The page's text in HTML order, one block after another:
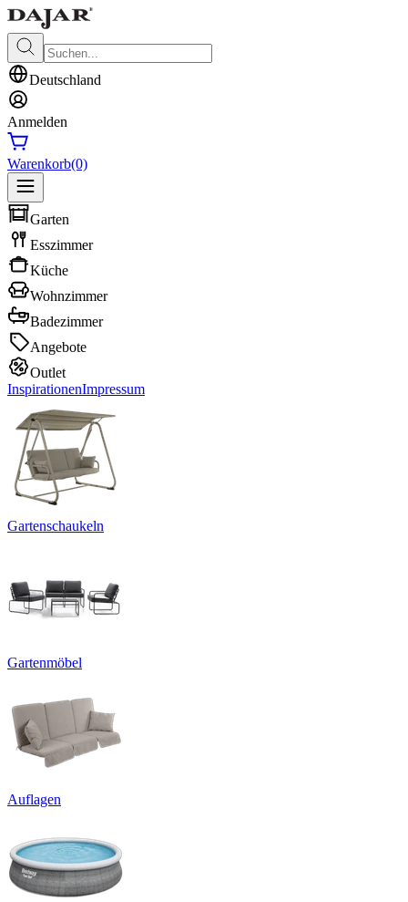
Deutschland
Anmelden
Warenkorb(0)
Garten
Esszimmer
Küche
Wohnzimmer
Badezimmer
Angebote
Outlet
InspirationenImpressum
Gartenschaukeln
Gartenmöbel
Auflagen